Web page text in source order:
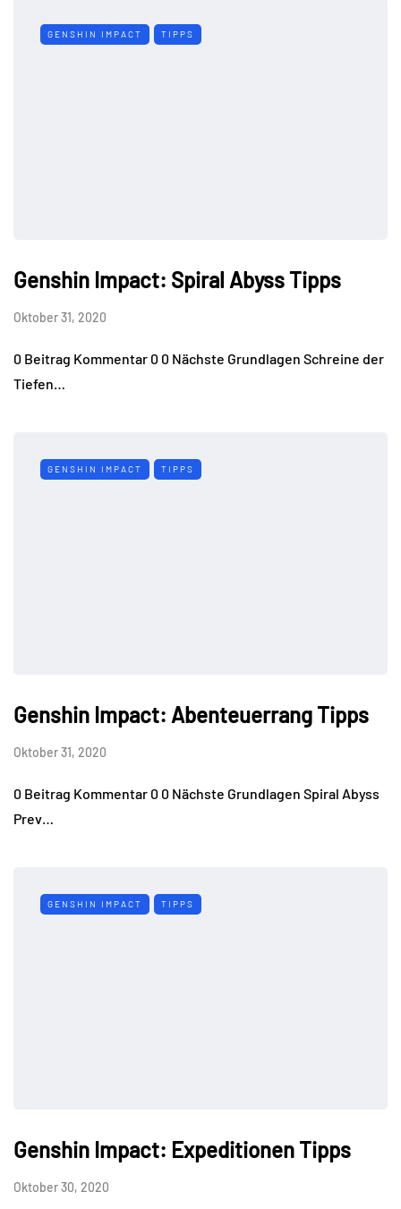
GENSHIN IMPACT TIPPS
Genshin Impact: Spiral Abyss Tipps
Oktober 31, 2020
0 Beitrag Kommentar 0 0 Nächste Grundlagen Schreine der
Tiefen…
GENSHIN IMPACT TIPPS
Genshin Impact: Abenteuerrang Tipps
Oktober 31, 2020
0 Beitrag Kommentar 0 0 Nächste Grundlagen Spiral Abyss
Prev…
GENSHIN IMPACT TIPPS
Genshin Impact: Expeditionen Tipps
Oktober 30, 2020